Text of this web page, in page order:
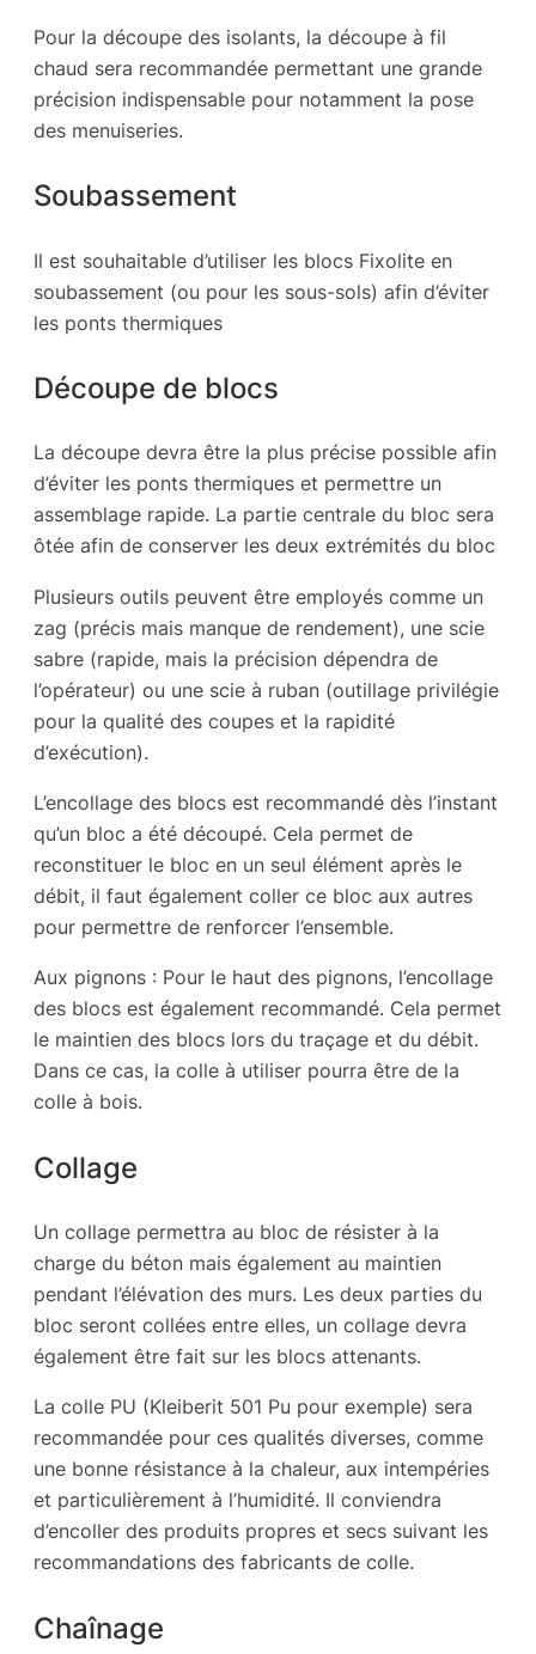
Pour la découpe des isolants, la découpe à fil
chaud sera recommandée permettant une grande
précision indispensable pour notamment la pose
des menuiseries.
Soubassement
Il est souhaitable d’utiliser les blocs Fixolite en
soubassement (ou pour les sous-sols) afin d’éviter
les ponts thermiques
Découpe de blocs
La découpe devra être la plus précise possible afin
d’éviter les ponts thermiques et permettre un
assemblage rapide. La partie centrale du bloc sera
ôtée afin de conserver les deux extrémités du bloc
Plusieurs outils peuvent être employés comme un
zag (précis mais manque de rendement), une scie
sabre (rapide, mais la précision dépendra de
l’opérateur) ou une scie à ruban (outillage privilégie
pour la qualité des coupes et la rapidité
d’exécution).
L’encollage des blocs est recommandé dès l’instant
qu’un bloc a été découpé. Cela permet de
reconstituer le bloc en un seul élément après le
débit, il faut également coller ce bloc aux autres
pour permettre de renforcer l’ensemble.
Aux pignons : Pour le haut des pignons, l’encollage
des blocs est également recommandé. Cela permet
le maintien des blocs lors du traçage et du débit.
Dans ce cas, la colle à utiliser pourra être de la
colle à bois.
Collage
Un collage permettra au bloc de résister à la
charge du béton mais également au maintien
pendant l’élévation des murs. Les deux parties du
bloc seront collées entre elles, un collage devra
également être fait sur les blocs attenants.
La colle PU (Kleiberit 501 Pu pour exemple) sera
recommandée pour ces qualités diverses, comme
une bonne résistance à la chaleur, aux intempéries
et particulièrement à l’humidité. Il conviendra
d’encoller des produits propres et secs suivant les
recommandations des fabricants de colle.
Chaînage